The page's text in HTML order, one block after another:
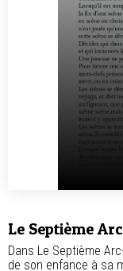
Le Septième
Dans Le Septième
de son enfance à sa